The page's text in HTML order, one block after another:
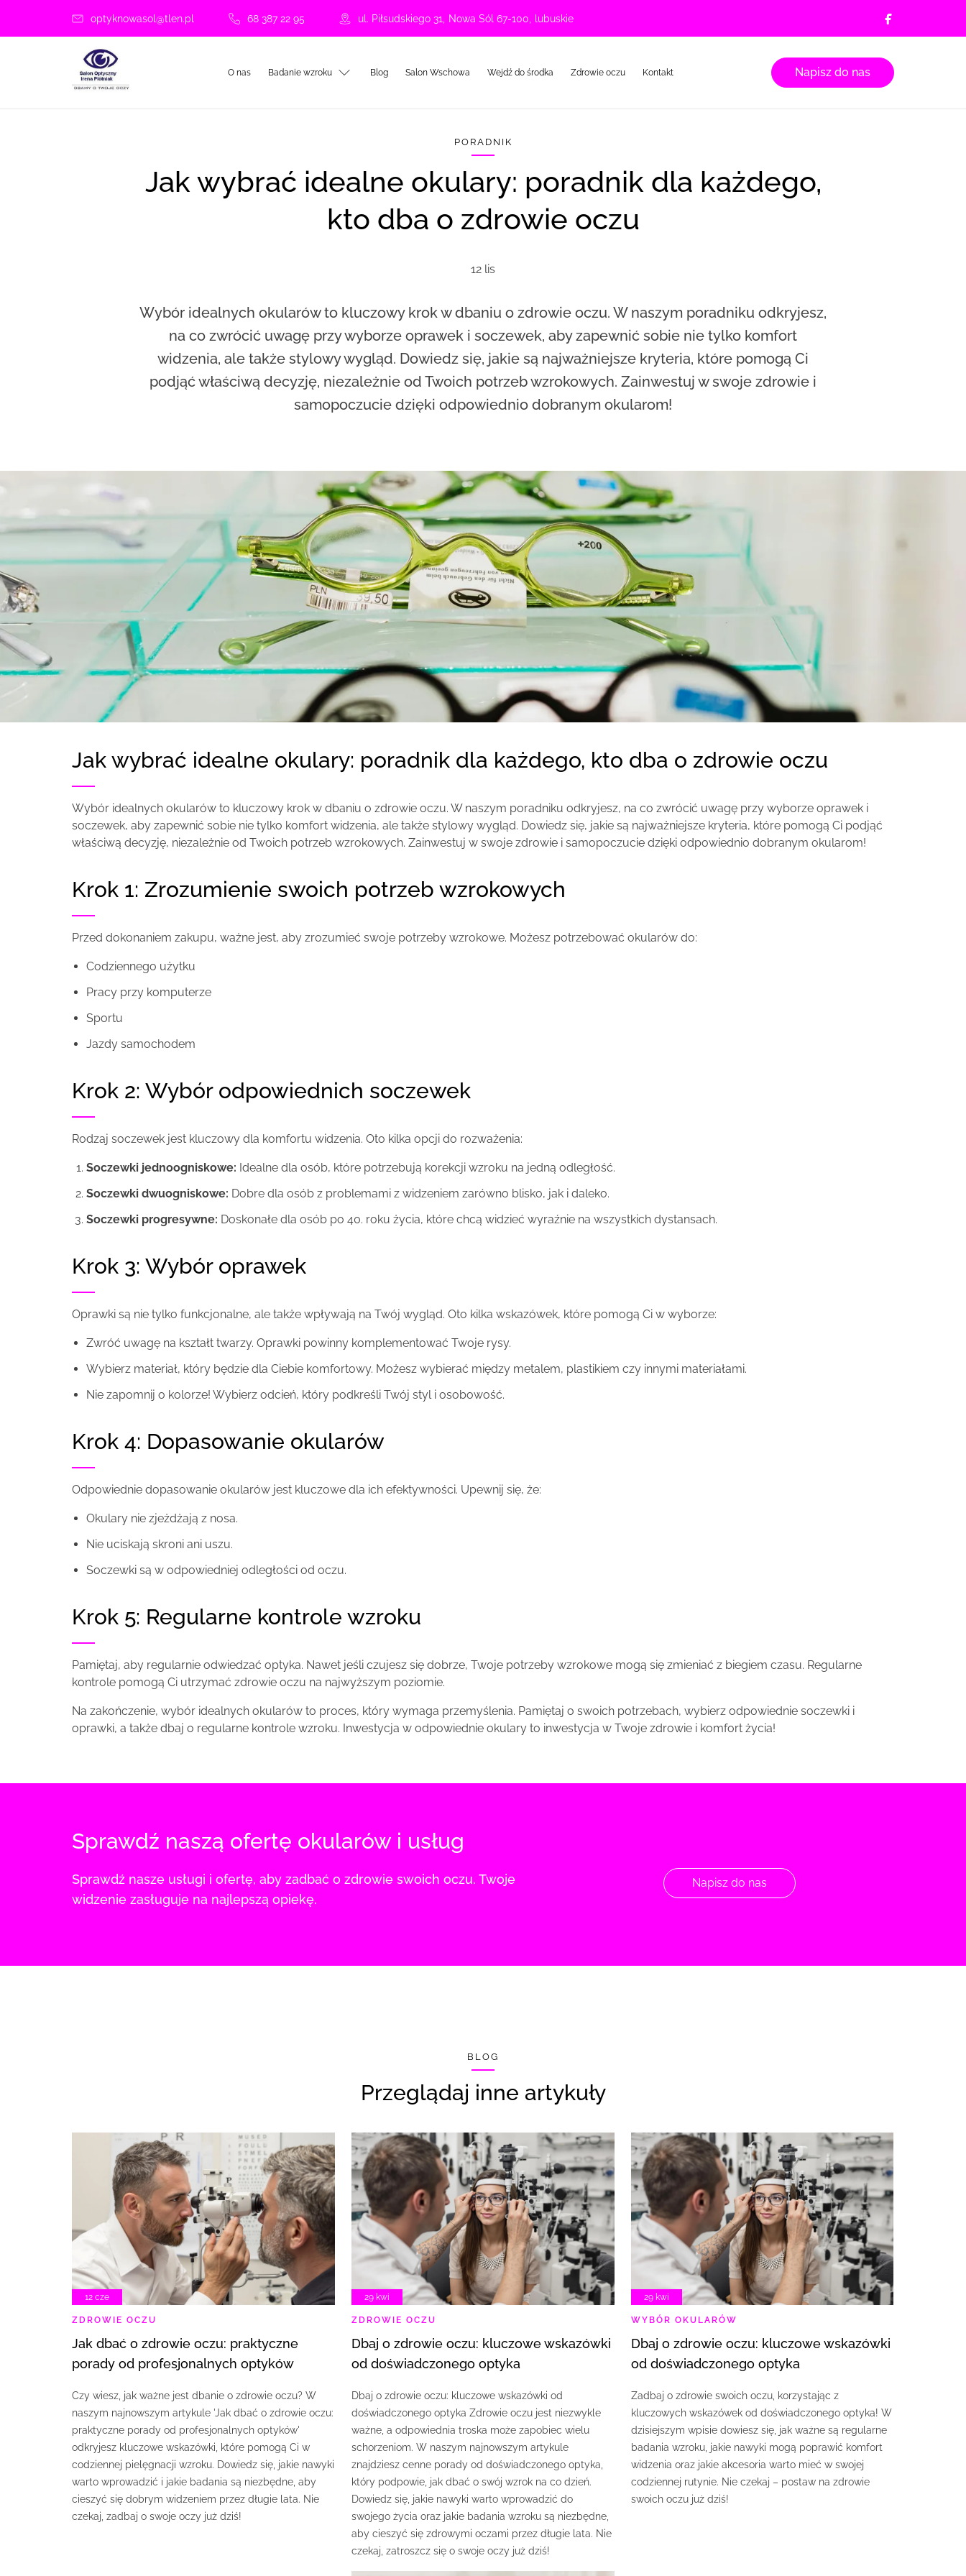
optyknowasol@tlen.pl 68 387 22 95 ul. Piłsudskiego 31 Nowa Sól 67-100 lubuskie
O nas Badanie wzroku Blog Salon Wschowa Wejdź do środka Zdrowie oczu Kontakt Napisz do nas
PORADNIK
Jak wybrać idealne okulary: poradnik dla każdego,
kto dba o zdrowie oczu
12 lis
Wybór idealnych okularów to kluczowy krok w dbaniu o zdrowie oczu. W naszym poradniku odkryjesz,
na co zwrócić uwagę przy wyborze oprawek i soczewek, aby zapewnić sobie nie tylko komfort
widzenia, ale także stylowy wygląd. Dowiedz się, jakie są najważniejsze kryteria, które pomogą Ci
podjąć właściwą decyzję, niezależnie od Twoich potrzeb wzrokowych. Zainwestuj w swoje zdrowie i
samopoczucie dzięki odpowiednio dobranym okularom!
Jak wybrać idealne okulary: poradnik dla każdego, kto dba o zdrowie oczu
Wybór idealnych okularów to kluczowy krok w dbaniu o zdrowie oczu. W naszym poradniku odkryjesz, na co zwrócić uwagę przy wyborze oprawek i
soczewek, aby zapewnić sobie nie tylko komfort widzenia, ale także stylowy wygląd. Dowiedz się, jakie są najważniejsze kryteria, które pomogą Ci podjąć
właściwą decyzję, niezależnie od Twoich potrzeb wzrokowych. Zainwestuj w swoje zdrowie i samopoczucie dzięki odpowiednio dobranym okularom!
Krok 1: Zrozumienie swoich potrzeb wzrokowych
Przed dokonaniem zakupu, ważne jest, aby zrozumieć swoje potrzeby wzrokowe. Możesz potrzebować okularów do:
Codziennego użytku
Pracy przy komputerze
Sportu
Jazdy samochodem
Krok 2: Wybór odpowiednich soczewek
Rodzaj soczewek jest kluczowy dla komfortu widzenia. Oto kilka opcji do rozważenia:
Soczewki jednoogniskowe: Idealne dla osób, które potrzebują korekcji wzroku na jedną odległość.
Soczewki dwuogniskowe: Dobre dla osób z problemami z widzeniem zarówno blisko, jak i daleko.
Soczewki progresywne: Doskonałe dla osób po 40. roku życia, które chcą widzieć wyraźnie na wszystkich dystansach.
Krok 3: Wybór oprawek
Oprawki są nie tylko funkcjonalne, ale także wpływają na Twój wygląd. Oto kilka wskazówek, które pomogą Ci w wyborze:
Zwróć uwagę na kształt twarzy. Oprawki powinny komplementować Twoje rysy.
Wybierz materiał, który będzie dla Ciebie komfortowy. Możesz wybierać między metalem, plastikiem czy innymi materiałami.
Nie zapomnij o kolorze! Wybierz odcień, który podkreśli Twój styl i osobowość.
Krok 4: Dopasowanie okularów
Odpowiednie dopasowanie okularów jest kluczowe dla ich efektywności. Upewnij się, że:
Okulary nie zjeżdżają z nosa.
Nie uciskają skroni ani uszu.
Soczewki są w odpowiedniej odległości od oczu.
Krok 5: Regularne kontrole wzroku
Pamiętaj, aby regularnie odwiedzać optyka. Nawet jeśli czujesz się dobrze, Twoje potrzeby wzrokowe mogą się zmieniać z biegiem czasu. Regularne
kontrole pomogą Ci utrzymać zdrowie oczu na najwyższym poziomie.
Na zakończenie, wybór idealnych okularów to proces, który wymaga przemyślenia. Pamiętaj o swoich potrzebach, wybierz odpowiednie soczewki i
oprawki, a także dbaj o regularne kontrole wzroku. Inwestycja w odpowiednie okulary to inwestycja w Twoje zdrowie i komfort życia!
Sprawdź naszą ofertę okularów i usług
Sprawdź nasze usługi i ofertę, aby zadbać o zdrowie swoich oczu. Twoje
widzenie zasługuje na najlepszą opiekę.
Napisz do nas
BLOG
Przeglądaj inne artykuły
12 cze
ZDROWIE OCZU
Jak dbać o zdrowie oczu: praktyczne
porady od profesjonalnych optyków
Czy wiesz, jak ważne jest dbanie o zdrowie oczu? W
naszym najnowszym artykule 'Jak dbać o zdrowie oczu:
praktyczne porady od profesjonalnych optyków'
odkryjesz kluczowe wskazówki, które pomogą Ci w
codziennej pielęgnacji wzroku. Dowiedz się, jakie nawyki
warto wprowadzić i jakie badania są niezbędne, aby
cieszyć się dobrym widzeniem przez długie lata. Nie
czekaj, zadbaj o swoje oczy już dziś!
29 kwi
ZDROWIE OCZU
Dbaj o zdrowie oczu: kluczowe wskazówki
od doświadczonego optyka
Dbaj o zdrowie oczu: kluczowe wskazówki od
doświadczonego optyka Zdrowie oczu jest niezwykle
ważne, a odpowiednia troska może zapobiec wielu
schorzeniom. W naszym najnowszym artykule
znajdziesz cenne porady od doświadczonego optyka,
który podpowie, jak dbać o swój wzrok na co dzień.
Dowiedz się, jakie nawyki warto wprowadzić do
swojego życia oraz jakie badania wzroku są niezbędne,
aby cieszyć się zdrowymi oczami przez długie lata. Nie
czekaj, zatroszcz się o swoje oczy już dziś!
29 kwi
WYBÓR OKULARÓW
Dbaj o zdrowie oczu: kluczowe wskazówki
od doświadczonego optyka
Zadbaj o zdrowie swoich oczu, korzystając z
kluczowych wskazówek od doświadczonego optyka! W
dzisiejszym wpisie dowiesz się, jak ważne są regularne
badania wzroku, jakie nawyki mogą poprawić komfort
widzenia oraz jakie akcesoria warto mieć w swojej
codziennej rutynie. Nie czekaj – postaw na zdrowie
swoich oczu już dziś!